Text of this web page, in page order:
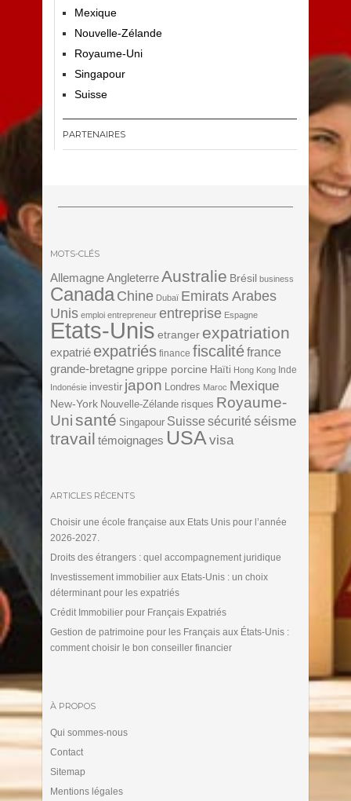
Mexique
Nouvelle-Zélande
Royaume-Uni
Singapour
Suisse
PARTENAIRES
MOTS-CLÉS
Allemagne AngleterreAustralie Brésil business
Canada Chine Dubaï Emirats Arabes
Unis emploi entrepreneur entreprise Espagne
Etats-Unis etranger expatriation
expatrié expatriés finance fiscalitéfrance
grande-bretagne grippe porcine Haïti Hong Kong Inde
Indonésie investir japon Londres Maroc Mexique
New-York Nouvelle-Zélande risques Royaume-
Unisanté Singapour Suisse sécurité séisme
travail témoignages USA visa
ARTICLES RÉCENTS
Choisir une école française aux Etats Unis pour l’année
2026-2027.
Droits des étrangers : quel accompagnement juridique
Investissement immobilier aux Etats-Unis : un choix
déterminant pour les expatriés
Crédit Immobilier pour Français Expatriés
Gestion de patrimoine pour les Français aux États-Unis :
comment choisir le bon conseiller financier
À PROPOS
Qui sommes-nous
Contact
Sitemap
Mentions légales